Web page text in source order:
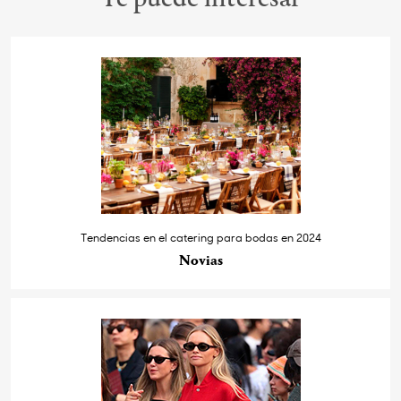
Tendencias en el catering para bodas en 2024
Novias